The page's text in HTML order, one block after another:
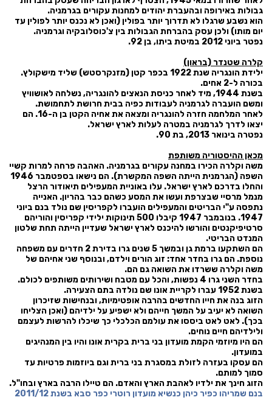
גבולות באירופה ובהעברת יהודים למחנות עקורים בגרמניה.
הוא נשבע שרגלו לא תדרוך יותר בפולין (ואכן לא נכנס יותר לפולין עד
יום מותו) ולכן עסק בהברחת הגבולות בין צ'כוסלובקיה וגרמניה.
נפטר ביוני 2012 במיטת ביתו, בן 92.
קלרה שטנדר (בראון)
ילידת הונגריה שנת 1922 בכפר קטן (מזנקרסטש) שליד מישקולץ.
בכורה ל-2 אחים.
בשנת 1944, מיד לאחר כניסת הנאצים להונגריה, נשלחה לאושוויץ
ומשם הועברה לגרמניה לעבודות כפיה בבית חרושת לתחמושת.
לאחר המלחמה חזרה להונגריה ומצאה את אחיה הקטן בן ה-16. הם
יצאו לדרך לגרמניה במטרה לעלות לארץ ישראל.
נפטרה בינואר 2013, בת 90.
מכאן ההיסטוריה משותפת
משה וקלרה הכירו במחנה עקורים בגרמניה. האהבה פרחה למרות קשיי
השפה (הגרמנית הייתה השפה המקשרת). הם נישאו בספטמבר 1946
והחלו בדרכם לארץ ישראל. עלו באוניית המעפילים תיאודור הרצל
מנמל מרסיי שבצרפת ועשו את המסע כשהם כבר בהריון. האנייה
נתפסה ע"י הבריטים והמעפילים הועברו לקפריסין שם נולד בנם ביוני
1947. בנובמבר 1947 קיבלו 500 תינוקות ילידי קפריסין והוריהם
סרטיפיקנטים והורשו להיכנס לארץ ישראל שעדיין הייתה תחת שלטון
המנדט הבריטי.
הם השתקעו ברמת גן ובמשך 5 שנים גרו בדירת 2 חדרים עם משפחה
נוספת. הם גרו בחדר אחד: זוג הורים וילדם, ובנוסף שני אחיהם של
משה וקלרה ששרדו את השואה גם הם.
בחדר השני גרו 4 נפשות, והכל עם מטבח ושירותים משותפים לכולם.
בשנת 1952 עברו לקריית אונו שם נולדה בתם הצעירה.
הזוג בנה את חייו החדשים בהרבה אופטימיות, ובנחישות שזיכרון
השואה לא יעיב על המשך חייהם ולא ישפיע על ילדיהם (ואכן הצליחו
בכך). לאט לאט ביססו את עולמם הכלכלי כך שיכלו להרשות לעצמם
ולילדיהם חיים נוחים.
הם היו מיוזמי הקמת מועדון בני ברית בקרית אונו והיו בין המנהיגים
במועדון.
הם עסקו בעזרה לזולת במסגרת בני ברית וגם ביוזמות פרטיות עד
סמוך למותם.
הזוג חינך את ילדיו לאהבת הארץ והאדם. הם טיילו הרבה בארץ ובחו"ל.
בנם שמריהו כפיר כיהן כנשיא מועדון רוטרי כפר סבא בשנת 2011/12